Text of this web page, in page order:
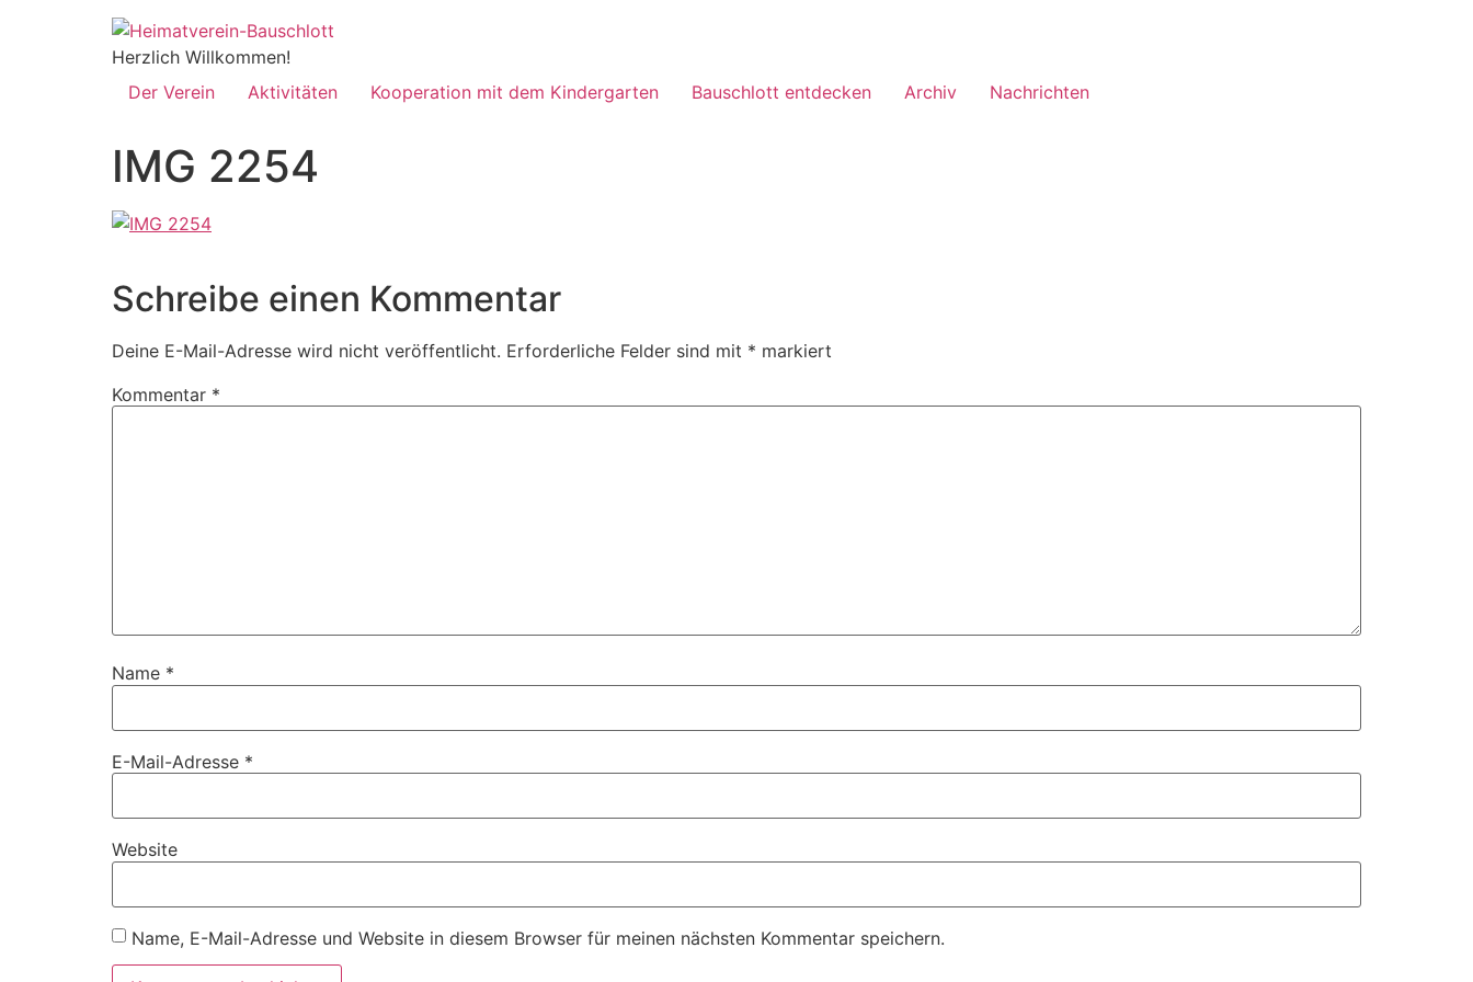
Herzlich Willkommen!
Der Verein
Aktivitäten Kooperation mit dem Kindergarten Bauschlott entdecken Archiv Nachrichten
IMG 2254
Schreibe einen Kommentar
Deine E-Mail-Adresse wird nicht veröffentlicht. Erforderliche Felder sind mit * markiert
Kommentar *
Name *
E-Mail-Adresse *
Website
Name, E-Mail-Adresse und Website in diesem Browser für meinen nächsten Kommentar speichern.